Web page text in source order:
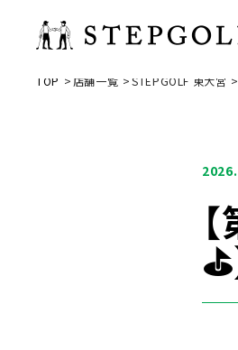
TOP 店舗一覧 STEPGOLF 東大宮
⛳